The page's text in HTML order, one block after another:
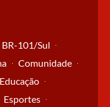
BR-101/Sul
Comunidade
Educação
Esportes